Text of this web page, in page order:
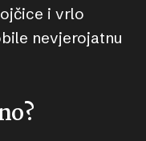
i vrlo
nevjerojatnu